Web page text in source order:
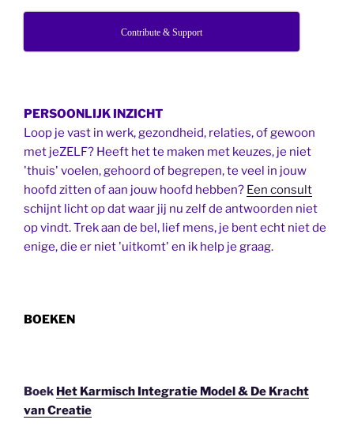
Contribute & Support
PERSOONLIJK INZICHT
Loop je vast in werk, gezondheid, relaties, of gewoon
met jeZELF? Heeft het te maken met keuzes, je niet
'thuis' voelen, gehoord of begrepen, te veel in jouw
hoofd zitten of aan jouw hoofd hebben? Een consult
schijnt licht op dat waar jij nu zelf de antwoorden niet
op vindt. Trek aan de bel, lief mens, je bent echt niet de
enige, die er niet 'uitkomt' en ik help je graag.
BOEKEN
Boek Het Karmisch Integratie Model & De Kracht
van Creatie